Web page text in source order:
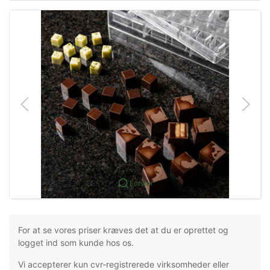
Forstør
For at se vores priser kræves det at du er oprettet og
logget ind som kunde hos os.
Vi accepterer kun cvr-registrerede virksomheder eller